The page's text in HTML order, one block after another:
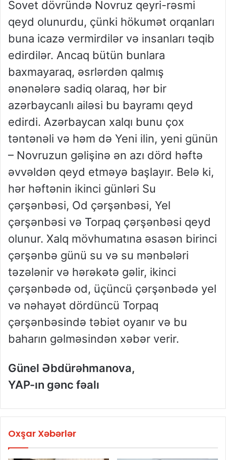
Sovet dövründə Novruz qeyri-rəsmi
qeyd olunurdu, çünki hökumət orqanları
buna icazə vermirdilər və insanları təqib
edirdilər. Ancaq bütün bunlara
baxmayaraq, əsrlərdən qalmış
ənənələrə sadiq olaraq, hər bir
azərbaycanlı ailəsi bu bayramı qeyd
edirdi. Azərbaycan xalqı bunu çox
təntənəli və həm də Yeni ilin, yeni günün
– Novruzun gəlişinə ən azı dörd həftə
əvvəldən qeyd etməyə başlayır. Belə ki,
hər həftənin ikinci günləri Su
çərşənbəsi, Od çərşənbəsi, Yel
çərşənbəsi və Torpaq çərşənbəsi qeyd
olunur. Xalq mövhumatına əsasən birinci
çərşənbə günü su və su mənbələri
təzələnir və hərəkətə gəlir, ikinci
çərşənbədə od, üçüncü çərşənbədə yel
və nəhayət dördüncü Torpaq
çərşənbəsində təbiət oyanır və bu
baharın gəlməsindən xəbər verir.
Günel Əbdürəhmanova,
YAP-ın gənc fəalı
Oxşar Xəbərlər